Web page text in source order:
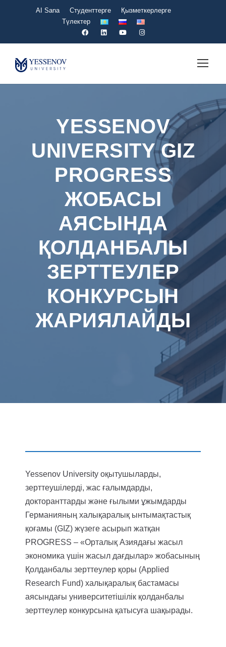
AI Sana Студенттерге
Қызметкерлерге
Түлектер
YESSENOV
UNIVERSITY GIZ
PROGRESS
ЖОБАСЫ
АЯСЫНДА
ҚОЛДАНБАЛЫ
ЗЕРТТЕУЛЕР
КОНКУРСЫН
ЖАРИЯЛАЙДЫ
Yessenov University оқытушыларды,
зерттеушілерді, жас ғалымдарды,
докторанттарды және ғылыми ұжымдарды
Германияның халықаралық ынтымақтастық
қоғамы (GIZ) жүзеге асырып жатқан
PROGRESS – «Орталық Азиядағы жасыл
экономика үшін жасыл дағдылар» жобасының
Қолданбалы зерттеулер қоры (Applied
Research Fund) халықаралық бастамасы
аясындағы университетішілік қолданбалы
зерттеулер конкурсына қатысуға шақырады.